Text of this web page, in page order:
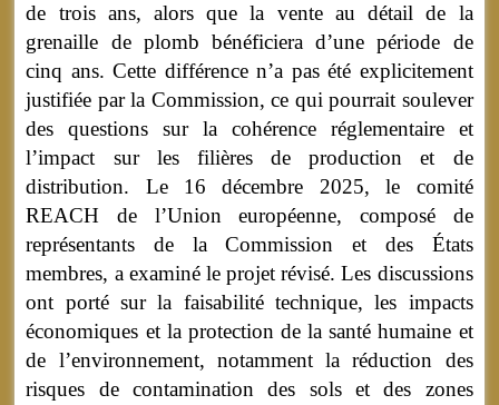
de trois ans, alors que la vente au détail de la
grenaille de plomb bénéficiera d’une période de
cinq ans. Cette différence n’a pas été explicitement
justifiée par la Commission, ce qui pourrait soulever
des questions sur la cohérence réglementaire et
l’impact sur les filières de production et de
distribution. Le 16 décembre 2025, le comité
REACH de l’Union européenne, composé de
représentants de la Commission et des États
membres, a examiné le projet révisé. Les discussions
ont porté sur la faisabilité technique, les impacts
économiques et la protection de la santé humaine et
de l’environnement, notamment la réduction des
risques de contamination des sols et des zones